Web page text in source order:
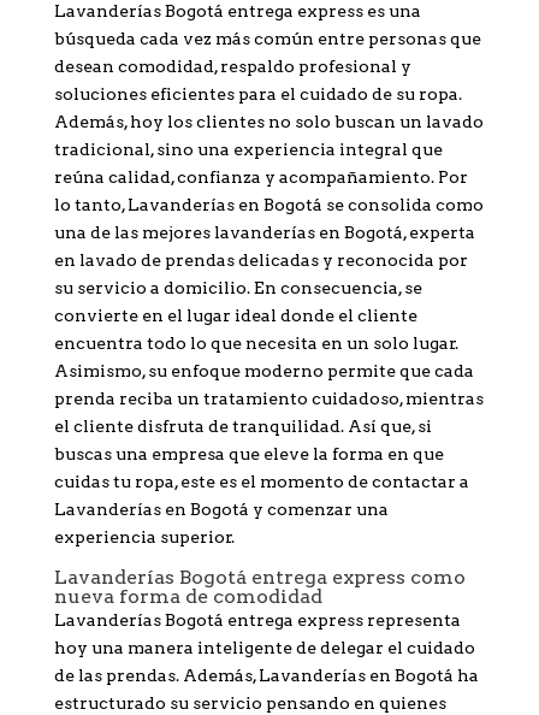
Lavanderías Bogotá entrega express es una
búsqueda cada vez más común entre personas que
desean comodidad, respaldo profesional y
soluciones eficientes para el cuidado de su ropa.
Además, hoy los clientes no solo buscan un lavado
tradicional, sino una experiencia integral que
reúna calidad, confianza y acompañamiento. Por
lo tanto, Lavanderías en Bogotá se consolida como
una de las mejores lavanderías en Bogotá, experta
en lavado de prendas delicadas y reconocida por
su servicio a domicilio. En consecuencia, se
convierte en el lugar ideal donde el cliente
encuentra todo lo que necesita en un solo lugar.
Asimismo, su enfoque moderno permite que cada
prenda reciba un tratamiento cuidadoso, mientras
el cliente disfruta de tranquilidad. Así que, si
buscas una empresa que eleve la forma en que
cuidas tu ropa, este es el momento de contactar a
Lavanderías en Bogotá y comenzar una
experiencia superior.
Lavanderías Bogotá entrega express como
nueva forma de comodidad
Lavanderías Bogotá entrega express representa
hoy una manera inteligente de delegar el cuidado
de las prendas. Además, Lavanderías en Bogotá ha
estructurado su servicio pensando en quienes